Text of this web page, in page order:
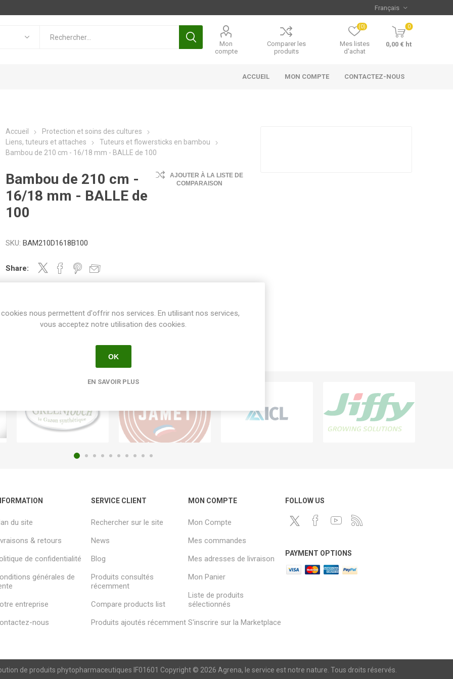
Mon
compte
Comparer les
produits
Mes listes
d'achat
(0) 0
0,00 € ht
ACCUEIL MON COMPTE CONTACTEZ-NOUS
Accueil
Protection et soins des cultures
Liens, tuteurs et attaches
Tuteurs et flowersticks en bambou
Bambou de 210 cm - 16/18 mm - BALLE de 100
Bambou de 210 cm -
16/18 mm - BALLE de
100
AJOUTER À LA LISTE DE
COMPARAISON
SKU: BAM210D1618B100
Share:
du site
& retours
de confidentialité
générales de
entreprise
nous
SERVICE CLIENT
Rechercher sur le site
News
Blog
Produits consultés
récemment
Compare products list
Produits ajoutés récemment
MON COMPTE
Mon Compte
Mes commandes
Mes adresses de livraison
Mon Panier
Liste de produits
sélectionnés
S'inscrire sur la Marketplace
FOLLOW US
PAYMENT OPTIONS
de produits phytopharmaceutiques IF01601 Copyright © 2026 Agrena, le service est notre nature. Tous droits réservés.
nous permettent d'offrir nos services. En utilisant nos services,
vous acceptez notre utilisation des cookies.
OK
EN SAVOIR PLUS